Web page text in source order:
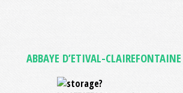
ABBAYE D’ETIVAL-